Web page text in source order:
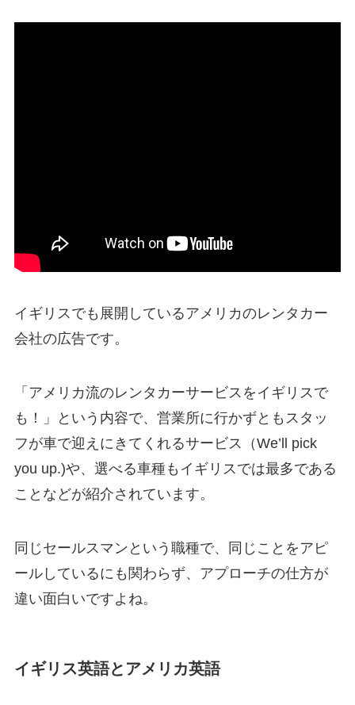
イギリスでも展開しているアメリカのレンタカー
会社の広告です。
「アメリカ流のレンタカーサービスをイギリスで
も！」という内容で、営業所に行かずともスタッ
フが車で迎えにきてくれるサービス（We’ll pick
you up.)や、選べる車種もイギリスでは最多である
ことなどが紹介されています。
同じセールスマンという職種で、同じことをアピ
ールしているにも関わらず、アプローチの仕方が
違い面白いですよね。
イギリス英語とアメリカ英語